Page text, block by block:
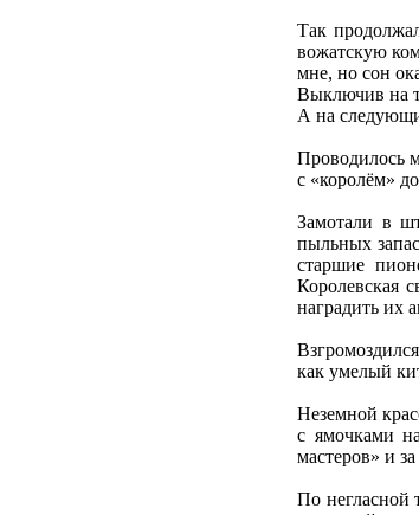
Так
вожатскую
мне, но сон
Выключив на
А на
Проводилось
с «королём»
Замотали в
пыльных
старшие
Королевская
наградить их
как умелый
Неземной
с ямочками
мастеров» и
По негласной